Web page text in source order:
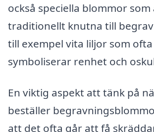
också speciella blommor som
traditionellt knutna till
till exempel vita liljor som ofta
symboliserar renhet och
En viktig aspekt att tänk på
beställer
att det ofta går att få